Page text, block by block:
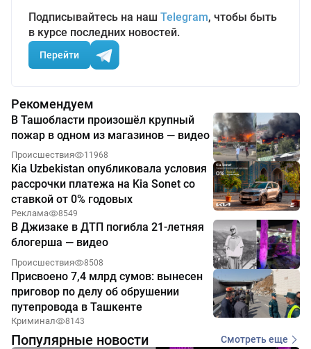
Подписывайтесь на наш Telegram, чтобы быть
в курсе последних новостей.
Перейти
Рекомендуем
В Ташобласти произошёл крупный
пожар в одном из магазинов — видео
Происшествия 11968
Kia Uzbekistan опубликовала условия
рассрочки платежа на Kia Sonet со
ставкой от 0% годовых
Реклама 8549
В Джизаке в ДТП погибла 21-летняя
блогерша — видео
Происшествия 8508
Присвоено 7,4 млрд сумов: вынесен
приговор по делу об обрушении
путепровода в Ташкенте
Криминал 8143
Популярные новости Смотреть еще